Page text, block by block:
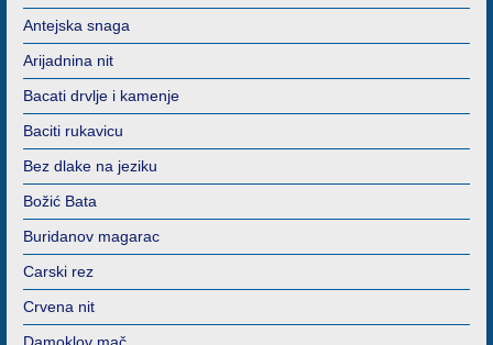
Antejska snaga
Arijadnina nit
Bacati drvlje i kamenje
Baciti rukavicu
Bez dlake na jeziku
Božić Bata
Buridanov magarac
Carski rez
Crvena nit